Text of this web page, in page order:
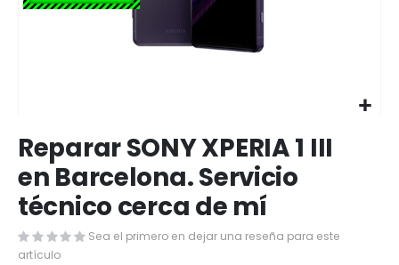
al
comienzo
de
la
galería
de
imágenes
Reparar SONY XPERIA 1 III
en Barcelona. Servicio
técnico cerca de mí
Sea el primero en dejar una reseña para este
artículo